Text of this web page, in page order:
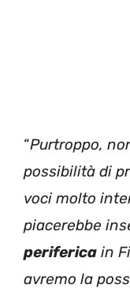
“Purtroppo,
possibilità di
voci molto
piacerebbe
periferica in
avremo la